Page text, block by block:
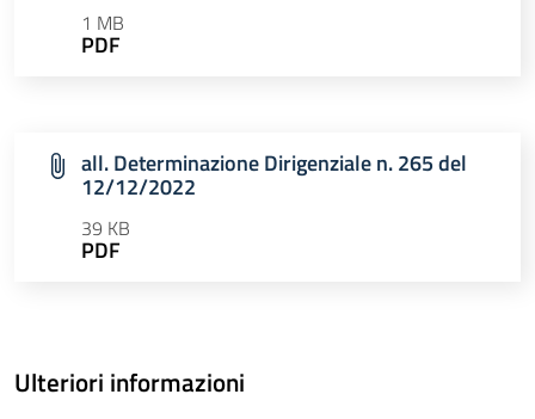
1 MB
PDF
all. Determinazione Dirigenziale n. 265 del
12/12/2022
39 KB
PDF
Ulteriori informazioni